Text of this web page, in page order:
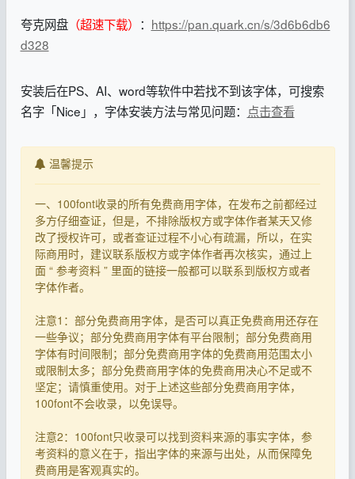
夸克网盘（超速下载） ： https://pan.quark.cn/s/3d6b6db6
d328
安装后在PS、AI、word等软件中若找不到该字体，可搜索
名字「Nice」，字体安装方法与常见问题： 点击查看
温馨提示
一、100font收录的所有免费商用字体，在发布之前都经过
多方仔细查证，但是，不排除版权方或字体作者某天又修
改了授权许可，或者查证过程不小心有疏漏，所以，在实
际商用时，建议联系版权方或字体作者再次核实，通过上
面 “ 参考资料 ” 里面的链接一般都可以联系到版权方或者
字体作者。
注意1：部分免费商用字体，是否可以真正免费商用还存在
一些争议；部分免费商用字体有平台限制；部分免费商用
字体有时间限制；部分免费商用字体的免费商用范围太小
或限制太多；部分免费商用字体的免费商用决心不足或不
坚定；请慎重使用。对于上述这些部分免费商用字体，
100font不会收录，以免误导。
注意2：100font只收录可以找到资料来源的事实字体，参
考资料的意义在于，指出字体的来源与出处，从而保障免
费商用是客观真实的。